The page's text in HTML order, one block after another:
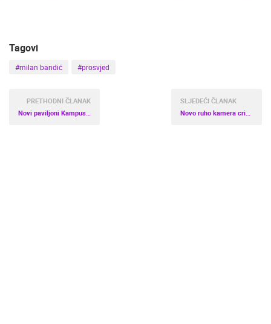
Tagovi
#milan bandić #prosvjed
PRETHODNI ČLANAK
SLJEDEĆI ČLANAK